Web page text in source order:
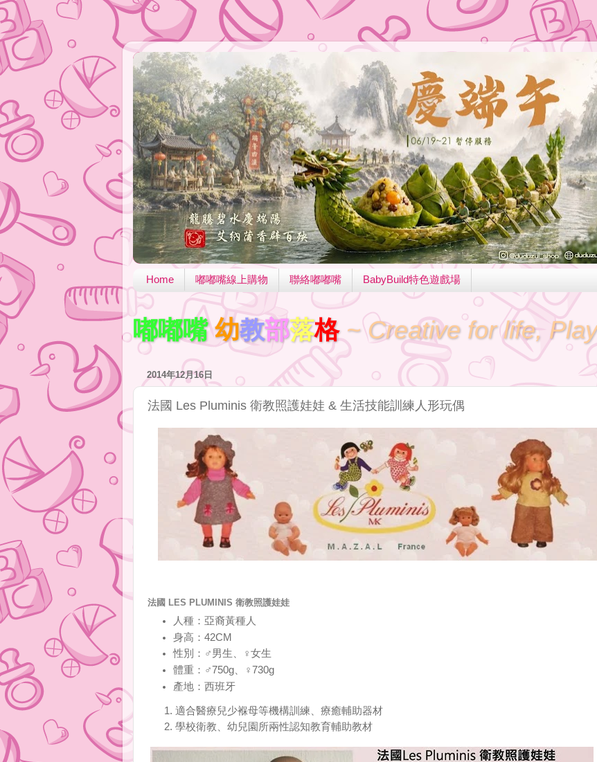
Home 嘟嘟嘴線上購物 聯絡嘟嘟嘴 BabyBuild特色遊戲場
嘟嘟嘴 幼教部落格 ~ Creative for life,
2014年12月16日
法國 Les Pluminis 衛教照護娃娃 & 生活技能訓練人形玩偶
法國 LES PLUMINIS 衛教照護娃娃
人種：亞裔黃種人
身高：42CM
性別：♂男生、♀女生
體重：♂750g、♀730g
產地：西班牙
適合醫療兒少褓母等機構訓練、療癒輔助器材
學校衛教、幼兒園所兩性認知教育輔助教材